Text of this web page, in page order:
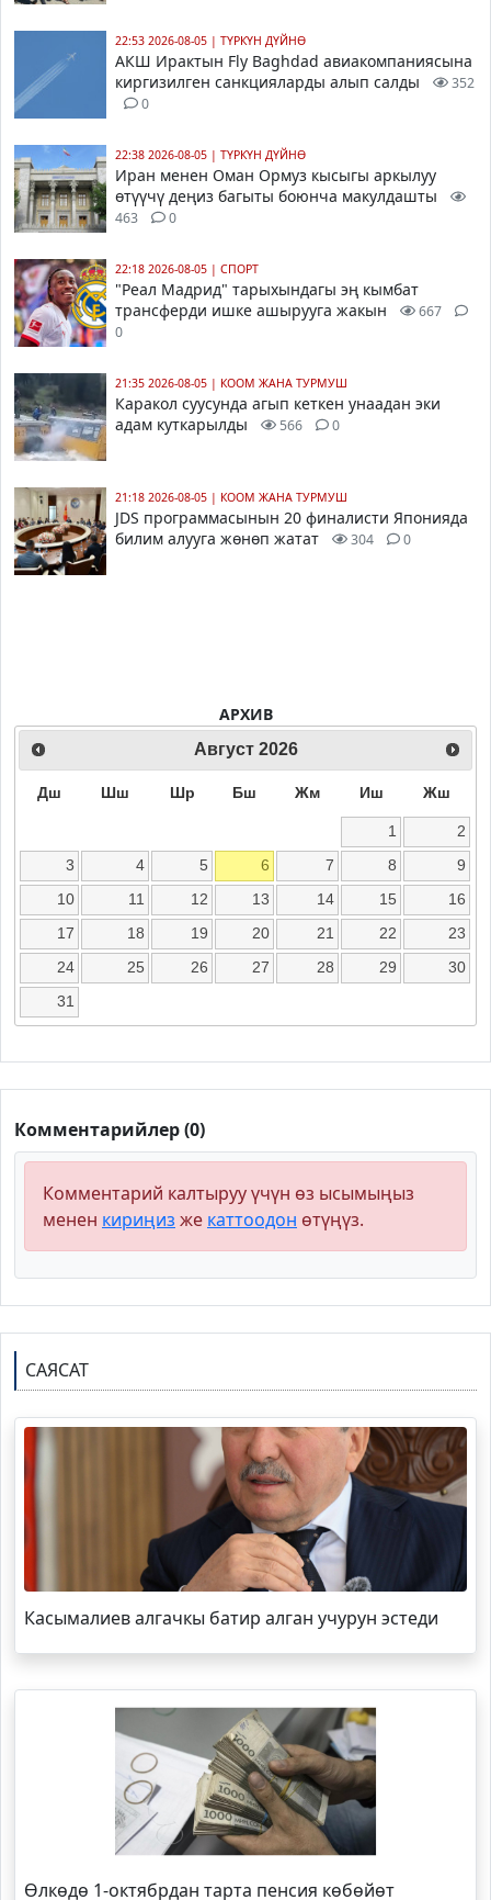
22:53 2026-08-05 | ТҮРКҮН ДҮЙНӨ
АКШ Ирактын Fly Baghdad авиакомпаниясына
киргизилген санкцияларды алып салды
352
0
22:38 2026-08-05 | ТҮРКҮН ДҮЙНӨ
Иран менен Оман Ормуз кысыгы аркылуу
өтүүчү деңиз багыты боюнча макулдашты
463 0
22:18 2026-08-05 | СПОРТ
"Реал Мадрид" тарыхындагы эң кымбат
трансферди ишке ашырууга жакын
667
0
21:35 2026-08-05 | КООМ ЖАНА ТУРМУШ
Каракол суусунда агып кеткен унаадан эки
адам куткарылды
566 0
21:18 2026-08-05 | КООМ ЖАНА ТУРМУШ
JDS программасынын 20 финалисти Японияда
билим алууга жөнөп жатат
304 0
АРХИВ
Август 2026
Дш Шш Шр Бш Жм Иш Жш
1
2
3
4 5 6 7 8
9
10
11 12 13 14 15
16
17
18 19 20 21 22
23
24
25 26 27 28 29
30
31
Комментарийлер (0)
Комментарий калтыруу үчүн өз ысымыңыз
менен кириңиз же каттоодон өтүңүз.
САЯСАТ
Касымалиев алгачкы батир алган учурун эстеди
Өлкөдө 1-октябрдан тарта пенсия көбөйөт